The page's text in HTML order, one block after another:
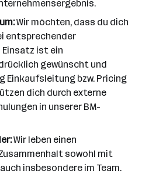
Wir möchten, dass du dich
entsprechender
ist ein
gewünscht und
Einkaufsleitung bzw. Pricing
dich durch externe
in unserer BM-
Wir leben einen
sowohl mit
insbesondere im Team.